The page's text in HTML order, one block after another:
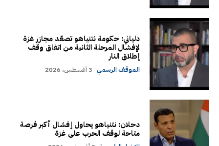
دلياني: حكومة نتنياهو تصعّد مجازر غزة
لإفشال المرحلة الثانية من اتفاق وقف
إطلاق النار
الموقف الرسمي 3 أغسطس، 2026
دحلان: نتنياهو يحاول إفشال أكبر فرصة
متاحة لوقف الحرب على غزة